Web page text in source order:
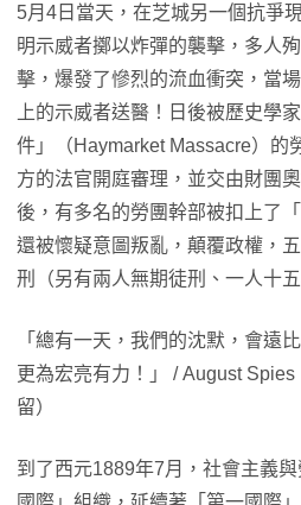
5月4日當天，在芝城另一個抗爭
明示威者擲以炸彈的襲擊，多人
擊，爆發了慘烈的流血衝突，當
上的示威者送醫！日後被歷史學
件」（Haymarket Massacre）的
方的法官開庭審理，並交由財團
後，有多名的勞團幹部被扣上了
還被懷疑意圖叛亂，顛覆政權，
刑（另有兩人無期徒刑、一人十
「總有一天，我們的沈默，會遠
更為宏亮有力！」 / August
留）
到了西元1889年7月，社會主義